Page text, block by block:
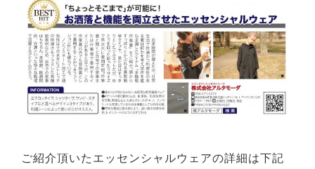
ご紹介頂いたエッセンシャルウェアの詳細は下記